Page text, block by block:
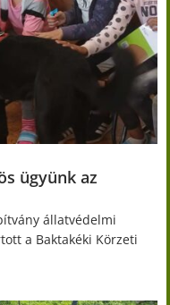
ügyünk az
állatvédelmi
a Baktakéki Körzeti